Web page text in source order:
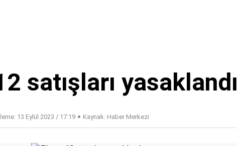
satışları yasaklandı
13 Eylül 2023 / 17:19 Kaynak: Haber Merkezi